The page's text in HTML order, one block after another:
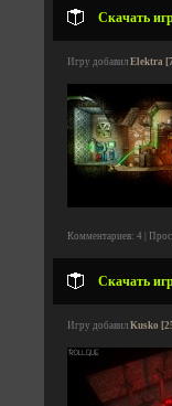
Скачать
Игру добавил Elektra
Комментариев: 4 |
Скачать
Игру добавил Kusko